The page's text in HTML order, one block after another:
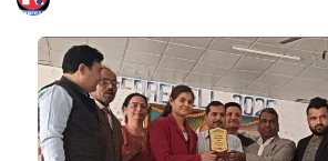
Gallery
Terms & Conditions
रोजगार समाचार
About US